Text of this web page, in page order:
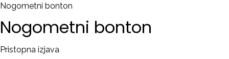
Nogometni bonton
Nogometni bonton
Pristopna izjava